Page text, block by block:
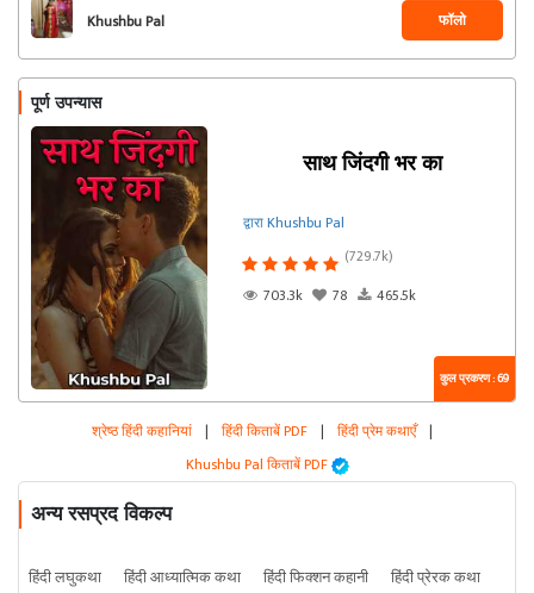
Khushbu Pal फॉलो
पूर्ण उपन्यास
साथ जिंदगी भर का
द्वारा Khushbu Pal
(729.7k)
703.3k
78 465.5k
कुल प्रकरण : 69
श्रेष्ठ हिंदी कहानियां | हिंदी किताबें PDF | हिंदी प्रेम कथाएँ |
Khushbu Pal किताबें PDF
अन्य रसप्रद विकल्प
हिंदी लघुकथा हिंदी आध्यात्मिक कथा हिंदी फिक्शन कहानी
हिंदी प्रेरक कथा